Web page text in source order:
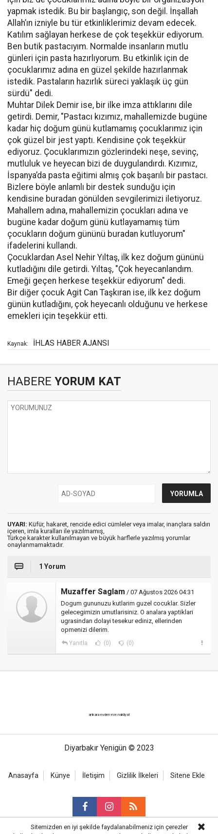
yapmak istedik. Bu bir başlangıç, son değil. İnşallah
Allah’ın izniyle bu tür etkinliklerimiz devam edecek.
Katılım sağlayan herkese de çok teşekkür ediyorum.
Ben butik pastacıyım. Normalde insanların mutlu
günleri için pasta hazırlıyorum. Bu etkinlik için de
çocuklarımız adına en güzel şekilde hazırlanmak
istedik. Pastaların hazırlık süreci yaklaşık üç gün
sürdü" dedi.
Muhtar Dilek Demir ise, bir ilke imza attıklarını dile
getirdi. Demir, "Pastacı kızımız, mahallemizde bugüne
kadar hiç doğum günü kutlamamış çocuklarımız için
çok güzel bir jest yaptı. Kendisine çok teşekkür
ediyoruz. Çocuklarımızın gözlerindeki neşe, sevinç,
mutluluk ve heyecan bizi de duygulandırdı. Kızımız,
İspanya’da pasta eğitimi almış çok başarılı bir pastacı.
Bizlere böyle anlamlı bir destek sunduğu için
kendisine buradan gönülden sevgilerimizi iletiyoruz.
Mahallem adına, mahallemizin çocukları adına ve
bugüne kadar doğum günü kutlayamamış tüm
çocukların doğum gününü buradan kutluyorum"
ifadelerini kullandı.
Çocuklardan Asel Nehir Yıltaş, ilk kez doğum gününü
kutladığını dile getirdi. Yıltaş, "Çok heyecanlandım.
Emeği geçen herkese teşekkür ediyorum" dedi.
Bir diğer çocuk Agit Can Taşkıran ise, ilk kez doğum
günün kutladığını, çok heyecanlı olduğunu ve herkese
emekleri için teşekkür etti.
Kaynak: İHLAS HABER AJANSI
HABERE YORUM KAT
UYARI: Küfür, hakaret, rencide edici cümleler veya imalar, inançlara saldırı
içeren, imla kuralları ile yazılmamış,
Türkçe karakter kullanılmayan ve büyük harflerle yazılmış yorumlar
onaylanmamaktadır.
1 Yorum
Muzaffer Saglam / 07 Ağustos 2026 04:31
Dogum gununuzu kutlarim guzel cocuklar. Sizler
gelecegimizin umutlarisiniz. O analara yaptiklari
ugrasindan dolayi tesekur ediniz, ellerinden
opmenizi dilerim.
Yanıtla (0) (0)
ankara evden eve nakliyat
Diyarbakır Yenigün © 2023
Anasayfa Künye İletişim Gizlilik İlkeleri Sitene Ekle
Sitemizden en iyi şekilde faydalanabilmeniz için çerezler